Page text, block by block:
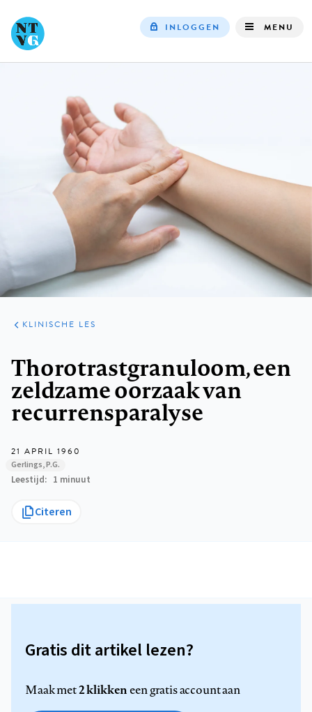
INLOGGEN MENU
ARTIKELEN
PRAKTIJK
KLINISCHE LES
Thorotrastgranuloom, een
zeldzame oorzaak van
recurrensparalyse
21 APRIL 1960
Gerlings, P.G.
Leestijd 1 minuut
Citeren
Gratis dit artikel lezen?
Maak met2 klikkeneen gratis account aan